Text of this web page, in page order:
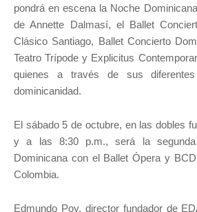
pondrá en escena la Noche
de Annette Dalmasí, el Ballet
Clásico Santiago, Ballet Concierto
Teatro Trípode y Explicitus
quienes a través de sus
dominicanidad.
El sábado 5 de octubre, en las dobles
y a las 8:30 p.m., será la
Dominicana con el Ballet Ópera y
Colombia.
Edmundo Poy, director fundador de